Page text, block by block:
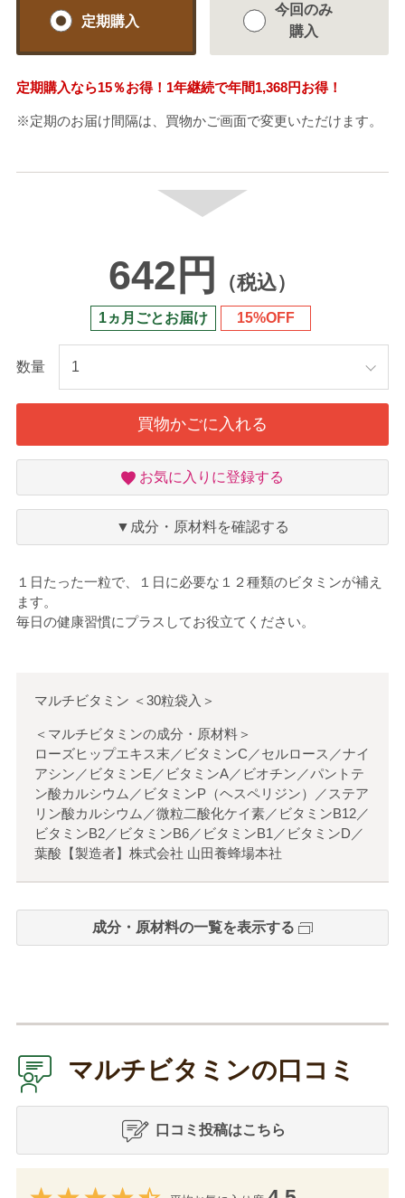
定期購入
今回のみ
購入
定期購入なら15％お得！1年継続で年間1,368円お得！
※定期のお届け間隔は、買物かご画面で変更いただけます。
642円 （税込）
1ヵ月ごとお届け 15%OFF
数量
買物かごに入れる
お
入
り
お気に入りに登録する
▼成分・原材料を確認する
１日たった一粒で、１日に必要な１２種類のビタミンが補え
ます。
毎日の健康習慣にプラスしてお役立てください。
マルチビタミン ＜30粒袋入 ＞
＜マルチビタミンの成分・原材料＞
ローズヒップエキス末／ビタミンC／セルロース／ナイ
アシン／ビタミンE／ビタミンA／ビオチン／パントテ
ン酸カルシウム／ビタミンP（ヘスペリジン）／ステア
リン酸カルシウム／微粒二酸化ケイ素／ビタミンB12／
ビタミンB2／ビタミンB6／ビタミンB1／ビタミンD／
葉酸【製造者】株式会社 山田養蜂場本社
成分・原材料の一覧を表示する
マルチビタミンの口コミ
口コミ投稿はこちら